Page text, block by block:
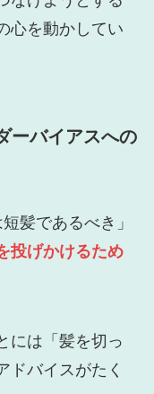
心を動かしてい
ーバイアスへの
髪であるべき」
投げかけるため
には「髪を切っ
ドバイスがたく